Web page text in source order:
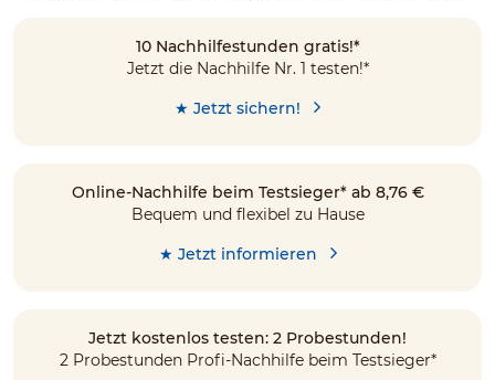
10 Nachhilfestunden gratis!*
Jetzt die Nachhilfe Nr. 1 testen!*
★ Jetzt sichern!
Online-Nachhilfe beim Testsieger* ab 8,76 €
Bequem und flexibel zu Hause
★ Jetzt informieren
Jetzt kostenlos testen: 2 Probestunden!
2 Probestunden Profi-Nachhilfe beim Testsieger*